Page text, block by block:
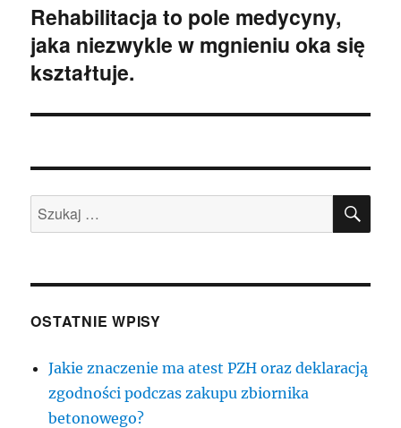
Następny
wpis:
Rehabilitacja to pole medycyny,
jaka niezwykle w mgnieniu oka się
kształtuje.
Szukaj:
OSTATNIE WPISY
Jakie znaczenie ma atest PZH oraz deklaracją
zgodności podczas zakupu zbiornika
betonowego?